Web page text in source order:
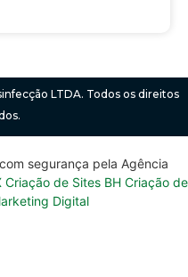
LTDA. Todos os direitos
segurança pela Agência
Criação de Sites BH Criação de
Digital